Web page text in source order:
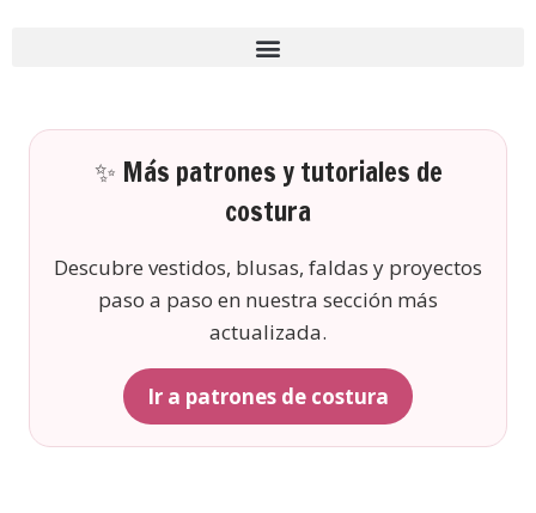
✨ Más patrones y tutoriales de
costura
Descubre vestidos, blusas, faldas y proyectos
paso a paso en nuestra sección más
actualizada.
Ir a patrones de costura